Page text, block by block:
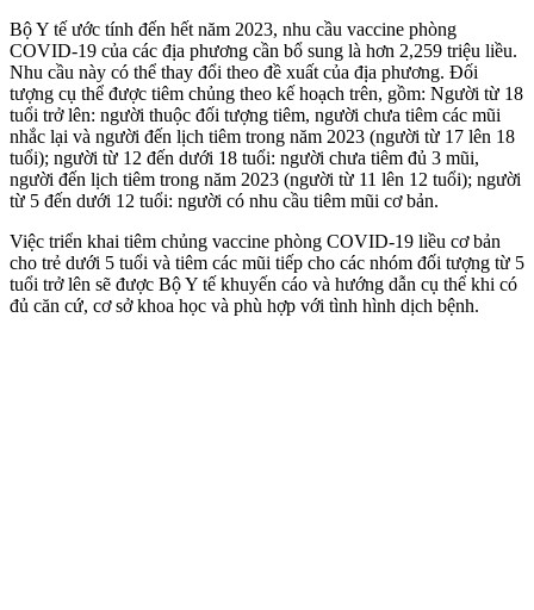
Bộ Y tế ước tính đến hết năm 2023, nhu cầu vaccine phòng
COVID-19 của các địa phương cần bổ sung là hơn 2,259 triệu liều.
Nhu cầu này có thể thay đổi theo đề xuất của địa phương. Đối
tượng cụ thể được tiêm chủng theo kế hoạch trên, gồm: Người từ 1‌8
tuổ‌i trở lên: người thuộc đối tượng tiêm, người chưa tiêm các mũi
nhắc lại và người đến lịch tiêm trong năm 2023 (người từ 17 lên 1‌8
tuổ‌i); người từ 12 đến dưới 1‌8 tuổ‌i: người chưa tiêm đủ 3 mũi,
người đến lịch tiêm trong năm 2023 (người từ 11 lên 12 tuổi); người
từ 5 đến dưới 12 tuổi: người có nhu cầu tiêm mũi cơ bản.
Việc triển khai tiêm chủng vaccine phòng COVID-19 liều cơ bản
cho trẻ dưới 5 tuổi và tiêm các mũi tiếp cho các nhóm đối tượng từ 5
tuổi trở lên sẽ được Bộ Y tế khuyến cáo và hướng dẫn cụ thể khi có
đủ căn cứ, cơ sở khoa học và phù hợp với tình hình dịch bệnh.